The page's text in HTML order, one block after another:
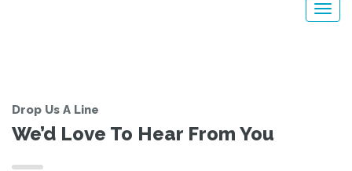
Drop Us A Line
We’d Love To Hear From You